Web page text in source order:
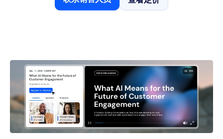
联系销售人员 查看定价